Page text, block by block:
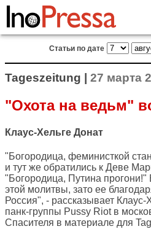
Статьи по дате
Tageszeitung | 27 марта
"Охота на ведьм"
Клаус-Хельге Донат
"Богородица, феминисткой
и тут же обратились к Деве
"Богородица, Путина
этой молитвы, зато ее
Россия", - рассказывает Клаус-
панк-группы Pussy Riot в
Спасителя в материале для